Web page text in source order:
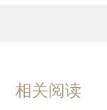
相关阅读